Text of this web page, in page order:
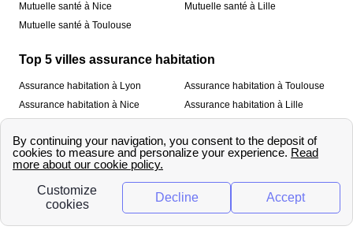
Mutuelle santé à Nice
Mutuelle santé à Toulouse
Mutuelle santé à Lille
Top 5 villes assurance habitation
Assurance habitation à Lyon
Assurance habitation à Nice
Assurance habitation à Toulouse
Assurance habitation à Lille
À propos
Qui sommes-nous ? Mentions légales